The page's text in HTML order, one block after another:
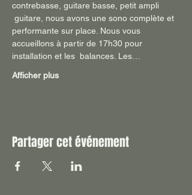
contrebasse, guitare basse, petit ampli
guitare, nous avons une sono complète et
performante sur place. Nous vous
accueillons à partir de 17h30 pour
installation et les  balances. Les…
Afficher plus
Partager cet événement